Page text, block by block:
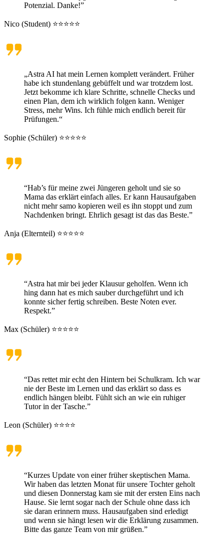
Potenzial. Danke!”
Nico (Student) ⭐⭐⭐⭐⭐
„Astra AI hat mein Lernen komplett verändert. Früher
habe ich stundenlang gebüffelt und war trotzdem lost.
Jetzt bekomme ich klare Schritte, schnelle Checks und
einen Plan, dem ich wirklich folgen kann. Weniger
Stress, mehr Wins. Ich fühle mich endlich bereit für
Prüfungen.“
Sophie (Schüler) ⭐⭐⭐⭐⭐
“Hab’s für meine zwei Jüngeren geholt und sie so
Mama das erklärt einfach alles. Er kann Hausaufgaben
nicht mehr samo kopieren weil es ihn stoppt und zum
Nachdenken bringt. Ehrlich gesagt ist das das Beste.”
Anja (Elternteil) ⭐⭐⭐⭐⭐
“Astra hat mir bei jeder Klausur geholfen. Wenn ich
hing dann hat es mich sauber durchgeführt und ich
konnte sicher fertig schreiben. Beste Noten ever.
Respekt.”
Max (Schüler) ⭐⭐⭐⭐⭐
“Das rettet mir echt den Hintern bei Schulkram. Ich war
nie der Beste im Lernen und das erklärt so dass es
endlich hängen bleibt. Fühlt sich an wie ein ruhiger
Tutor in der Tasche.”
Leon (Schüler) ⭐⭐⭐⭐
“Kurzes Update von einer früher skeptischen Mama.
Wir haben das letzten Monat für unsere Tochter geholt
und diesen Donnerstag kam sie mit der ersten Eins nach
Hause. Sie lernt sogar nach der Schule ohne dass ich
sie daran erinnern muss. Hausaufgaben sind erledigt
und wenn sie hängt lesen wir die Erklärung zusammen.
Bitte das ganze Team von mir grüßen.”